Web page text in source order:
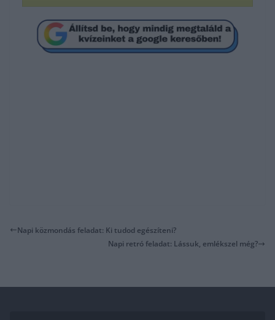
Napi közmondás feladat: Ki tudod egészíteni?
Napi retró feladat: Lássuk, emlékszel még?